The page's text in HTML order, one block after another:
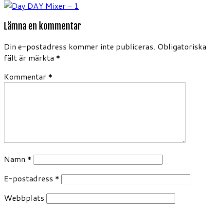
Lämna en kommentar
Din e-postadress kommer inte publiceras. Obligatoriska
fält är märkta *
Kommentar *
Namn *
E-postadress *
Webbplats